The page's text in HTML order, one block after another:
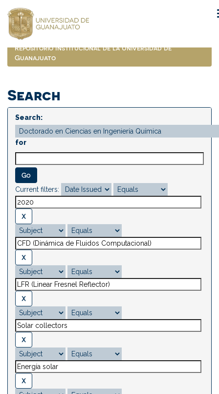
navigation
Repositorio Institucional de la Universidad de
Guanajuato
Search
Search:
for
Current filters: